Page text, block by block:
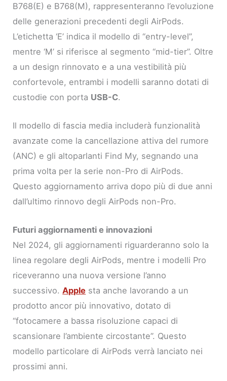
B768(E) e B768(M), rappresenteranno l’evoluzione
delle generazioni precedenti degli AirPods.
L’etichetta ‘E’ indica il modello di “entry-level”,
mentre ‘M’ si riferisce al segmento “mid-tier”. Oltre
a un design rinnovato e a una vestibilità più
confortevole, entrambi i modelli saranno dotati di
custodie con porta USB-C.
Il modello di fascia media includerà funzionalità
avanzate come la cancellazione attiva del rumore
(ANC) e gli altoparlanti Find My, segnando una
prima volta per la serie non-Pro di AirPods.
Questo aggiornamento arriva dopo più di due anni
dall’ultimo rinnovo degli AirPods non-Pro.
Futuri aggiornamenti e innovazioni
Nel 2024, gli aggiornamenti riguarderanno solo la
linea regolare degli AirPods, mentre i modelli Pro
riceveranno una nuova versione l’anno
successivo.Apple sta anche lavorando a un
prodotto ancor più innovativo, dotato di
“fotocamere a bassa risoluzione capaci di
scansionare l’ambiente circostante”. Questo
modello particolare di AirPods verrà lanciato nei
prossimi anni.